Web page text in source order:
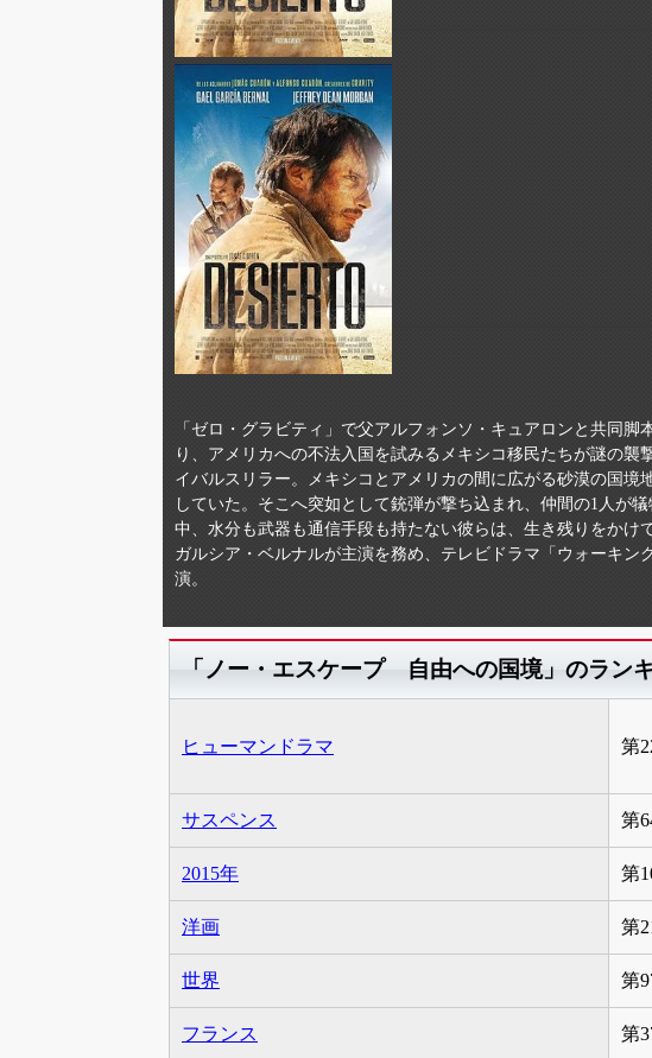
「ゼロ・グラビティ」で父アルフォンソ・キュアロンと共同
り、アメリカへの不法入国を試みるメキシコ移民たちが謎の
イバルスリラー。メキシコとアメリカの間に広がる砂漠の国境
していた。そこへ突如として銃弾が撃ち込まれ、仲間の1人が
中、水分も武器も通信手段も持たない彼らは、生き残りをかけ
ガルシア・ベルナルが主演を務め、テレビドラマ「ウォーキ
演。
「ノー・エスケープ 自由への国境」のラン
ヒューマンドラマ 第
サスペンス 第
2015年 第
洋画 第
世界 第
フランス 第